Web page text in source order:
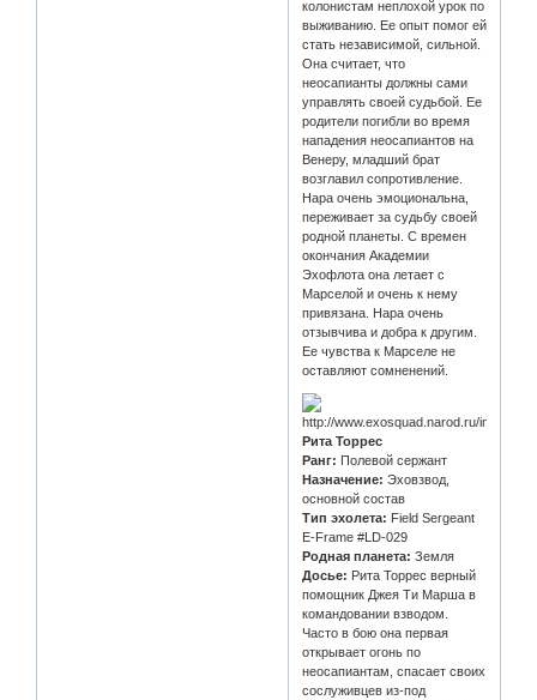
колонистам неплохой урок по
выживанию. Ее опыт помог ей
стать независимой, сильной.
Она считает, что
неосапианты должны сами
управлять своей судьбой. Ее
родители погибли во время
нападения неосапиантов на
Венеру, младший брат
возглавил сопротивление.
Нара очень эмоциональна,
переживает за судьбу своей
родной планеты. С времен
окончания Академии
Эхофлота она летает с
Марселой и очень к нему
привязана. Нара очень
отзывчива и добра к другим.
Ее чувства к Марселе не
оставляют сомненений.
Рита Торрес
Ранг: Полевой сержант
Назначение: Эховзвод,
основной состав
Тип эхолета: Field Sergeant
E-Frame #LD-029
Родная планета: Земля
Досье: Рита Торрес верный
помощник Джея Ти Марша в
командовании взводом.
Часто в бою она первая
открывает огонь по
неосапиантам, спасает своих
сослуживцев из-под